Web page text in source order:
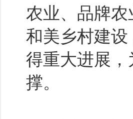
农业、品牌
和美乡村建
得重大进展
撑。